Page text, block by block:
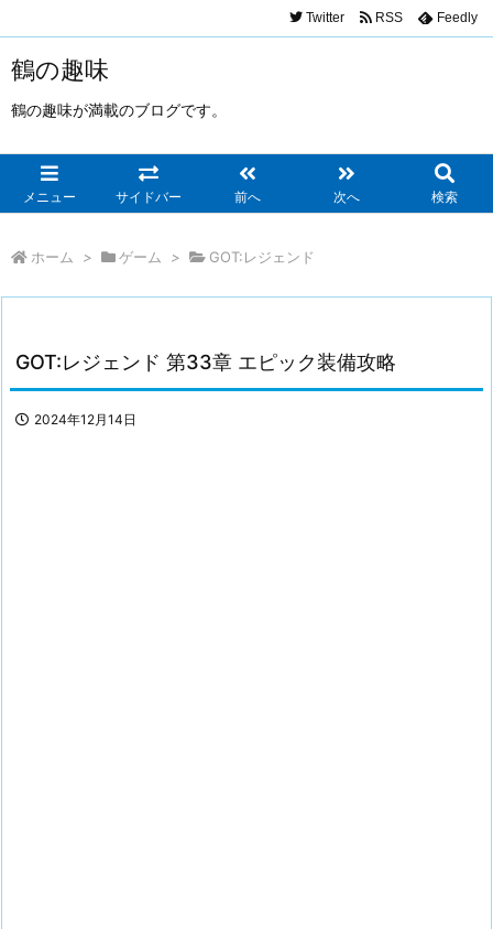
鶴の趣味
鶴の趣味が満載のブログです。
メニュー サイドバー 前へ 次へ 検索
Twitter RSS Feedly
ホーム > ゲーム > GOT:レジェンド
GOT:レジェンド 第33章 エピック装備攻略
2024年12月14日